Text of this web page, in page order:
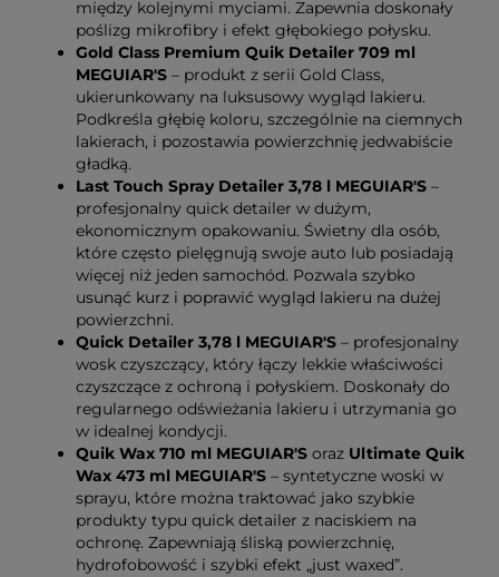
między kolejnymi myciami. Zapewnia doskonały
poślizg mikrofibry i efekt głębokiego połysku.
Gold Class Premium Quik Detailer 709 ml
MEGUIAR'S – produkt z serii Gold Class,
ukierunkowany na luksusowy wygląd lakieru.
Podkreśla głębię koloru, szczególnie na ciemnych
lakierach, i pozostawia powierzchnię jedwabiście
gładką.
Last Touch Spray Detailer 3,78 l MEGUIAR'S –
profesjonalny quick detailer w dużym,
ekonomicznym opakowaniu. Świetny dla osób,
które często pielęgnują swoje auto lub posiadają
więcej niż jeden samochód. Pozwala szybko
usunąć kurz i poprawić wygląd lakieru na dużej
powierzchni.
Quick Detailer 3,78 l MEGUIAR'S – profesjonalny
wosk czyszczący, który łączy lekkie właściwości
czyszczące z ochroną i połyskiem. Doskonały do
regularnego odświeżania lakieru i utrzymania go
w idealnej kondycji.
Quik Wax 710 ml MEGUIAR'S oraz Ultimate Quik
Wax 473 ml MEGUIAR'S – syntetyczne woski w
sprayu, które można traktować jako szybkie
produkty typu quick detailer z naciskiem na
ochronę. Zapewniają śliską powierzchnię,
hydrofobowość i szybki efekt „just waxed”.